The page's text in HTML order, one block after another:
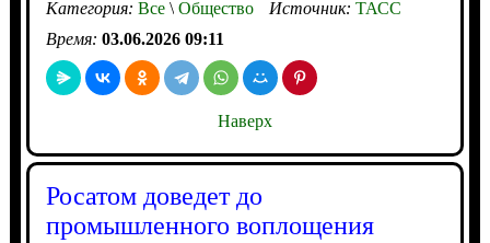
Категория: Все\Общество Источник: ТАСС
Время: 03.06.2026 09:11
Наверх
Росатом доведет до
промышленного воплощения